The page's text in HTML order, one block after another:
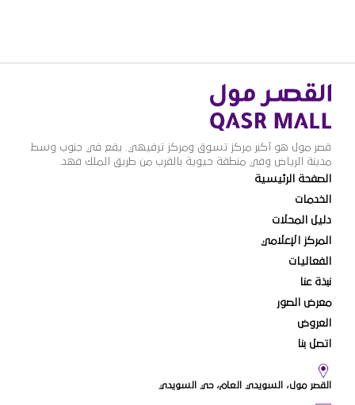
قصر مول هو أكبر مركز تسوق ومركز ترفيهي. يقع في جنوب وسط
مدينة الرياض وفي منطقة حيوية بالقرب من طريق الملك فهد.
الصفحة الرئيسية
الخدمات
دليل المحلات
المركز الإعلامي
الفعاليات
نبذة عنا
معرض الصور
العروض
اتصل بنا
القصر مول، السويدي العام، حي السويدي